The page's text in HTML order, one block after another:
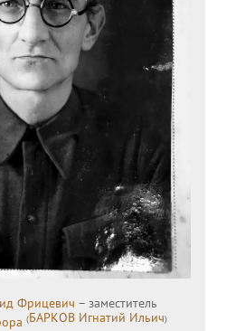
Фрицевич – заместитель
(БАРКОВ Игнатий Ильич)